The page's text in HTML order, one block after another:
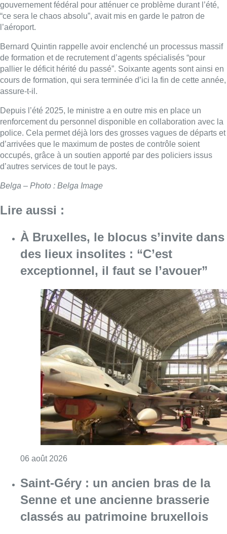
gouvernement fédéral pour atténuer ce problème durant l’été,
“ce sera le chaos absolu”, avait mis en garde le patron de
l’aéroport.
Bernard Quintin rappelle avoir enclenché un processus massif
de formation et de recrutement d’agents spécialisés “pour
pallier le déficit hérité du passé”. Soixante agents sont ainsi en
cours de formation, qui sera terminée d’ici la fin de cette année,
assure-t-il.
Depuis l’été 2025, le ministre a en outre mis en place un
renforcement du personnel disponible en collaboration avec la
police. Cela permet déjà lors des grosses vagues de départs et
d’arrivées que le maximum de postes de contrôle soient
occupés, grâce à un soutien apporté par des policiers issus
d’autres services de tout le pays.
Belga – Photo : Belga Image
Lire aussi :
À Bruxelles, le blocus s’invite dans
des lieux insolites : “C’est
exceptionnel, il faut se l’avouer”
06 août 2026
Saint-Géry : un ancien bras de la
Senne et une ancienne brasserie
classés au patrimoine bruxellois